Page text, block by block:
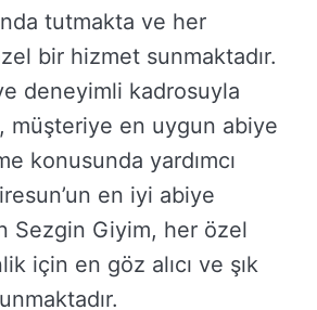
tutmakta ve her
bir hizmet sunmaktadır.
deneyimli kadrosuyla
müşteriye en uygun abiye
konusunda yardımcı
en iyi abiye
Sezgin Giyim, her özel
için en göz alıcı ve şık